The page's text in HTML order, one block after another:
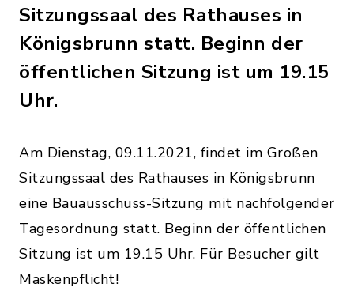
Sitzungssaal des Rathauses in
Königsbrunn statt. Beginn der
öffentlichen Sitzung ist um 19.15
Uhr.
Am Dienstag, 09.11.2021, findet im Großen
Sitzungssaal des Rathauses in Königsbrunn
eine Bauausschuss-Sitzung mit nachfolgender
Tagesordnung statt. Beginn der öffentlichen
Sitzung ist um 19.15 Uhr. Für Besucher gilt
Maskenpflicht!